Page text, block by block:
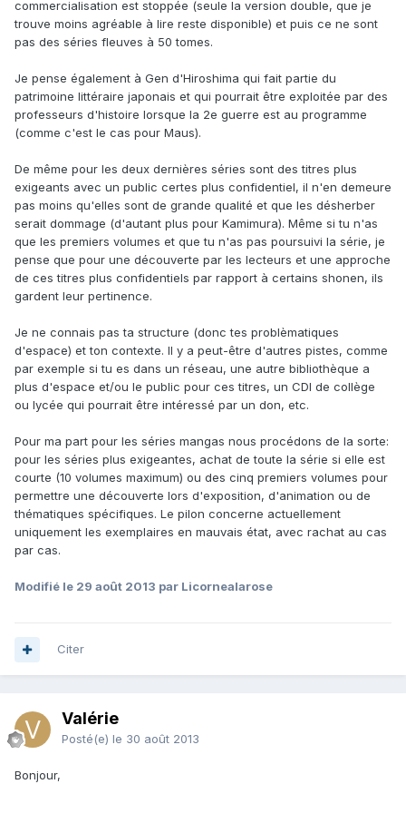
commercialisation est stoppée (seule la version double, que je
trouve moins agréable à lire reste disponible) et puis ce ne sont
pas des séries fleuves à 50 tomes.
Je pense également à Gen d'Hiroshima qui fait partie du
patrimoine littéraire japonais et qui pourrait être exploitée par des
professeurs d'histoire lorsque la 2e guerre est au programme
(comme c'est le cas pour Maus).
De même pour les deux dernières séries sont des titres plus
exigeants avec un public certes plus confidentiel, il n'en demeure
pas moins qu'elles sont de grande qualité et que les désherber
serait dommage (d'autant plus pour Kamimura). Même si tu n'as
que les premiers volumes et que tu n'as pas poursuivi la série, je
pense que pour une découverte par les lecteurs et une approche
de ces titres plus confidentiels par rapport à certains shonen, ils
gardent leur pertinence.
Je ne connais pas ta structure (donc tes problèmatiques
d'espace) et ton contexte. Il y a peut-être d'autres pistes, comme
par exemple si tu es dans un réseau, une autre bibliothèque a
plus d'espace et/ou le public pour ces titres, un CDI de collège
ou lycée qui pourrait être intéressé par un don, etc.
Pour ma part pour les séries mangas nous procédons de la sorte:
pour les séries plus exigeantes, achat de toute la série si elle est
courte (10 volumes maximum) ou des cinq premiers volumes pour
permettre une découverte lors d'exposition, d'animation ou de
thématiques spécifiques. Le pilon concerne actuellement
uniquement les exemplaires en mauvais état, avec rachat au cas
par cas.
Modifié le 29 août 2013 par Licornealarose
Citer
Valérie
Posté(e) le 30 août 2013
Bonjour,